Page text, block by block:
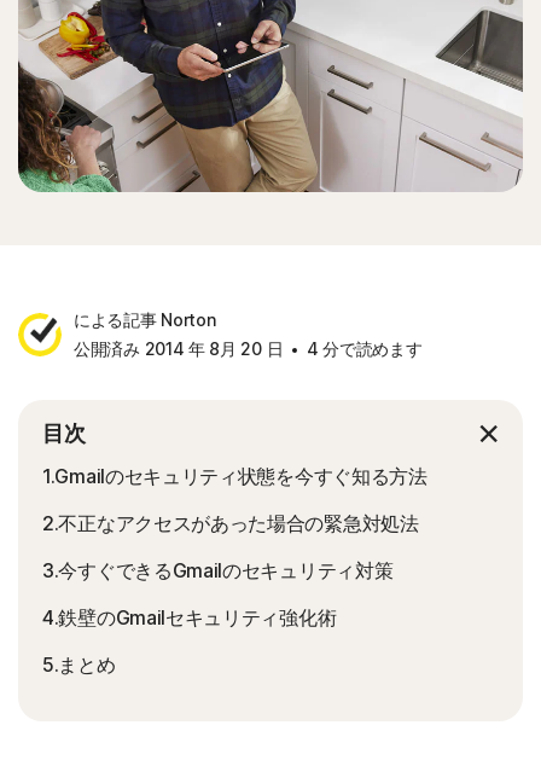
による記事 Norton
公開済み 2014 年 8月 20 日
4 分で読めます
目次
1.Gmailのセキュリティ状態を今すぐ知る方法
2.不正なアクセスがあった場合の緊急対処法
3.今すぐできるGmailのセキュリティ対策
4.鉄壁のGmailセキュリティ強化術
5.まとめ